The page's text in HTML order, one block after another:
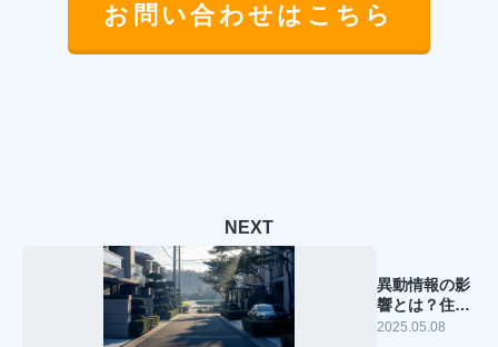
お問い合わせはこちら
NEXT
異動情報の影
響とは？住宅
ローン審査を
2025.05.08